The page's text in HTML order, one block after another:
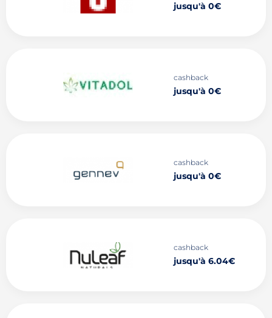
jusqu'à 0€
cashback
jusqu'à 0€
cashback
jusqu'à 0€
cashback
jusqu'à 6.04€